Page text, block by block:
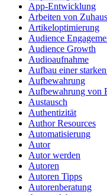
App-Entwicklung
Arbeiten von
Artikeloptimierung
Audience
Audience Growth
Audioaufnahme
Aufbau einer
Aufbewahrung
Aufbewahrung von
Austausch
Authentizität
Author Resources
Automatisierung
Autor
Autor werden
Autoren
Autoren Tipps
Autorenberatung